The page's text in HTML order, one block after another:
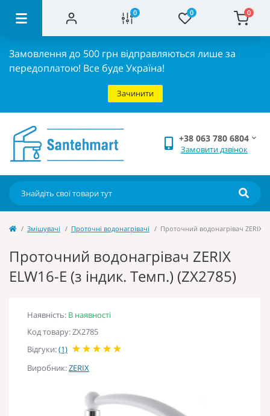
0 0 0
Замовлення до 500 грн відправляються лише за
передоплатою! Все буде Україна!
Зачинити
+38 063 780 6804
Замовити дзвінок
Змішувачі Проточні водонагрівачі Проточний водонагрівач ZERIX
Проточний водонагрівач ZERIX
ELW16-E (з індик. Темп.) (ZX2785)
Наявність: В наявності
Код товару: ZX2785
Відгуки:(1)
Виробник:ZERIX